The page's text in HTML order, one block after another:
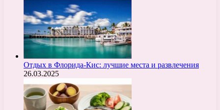
Отдых в Флорида-Кис: лучшие места и развлечения
26.03.2025